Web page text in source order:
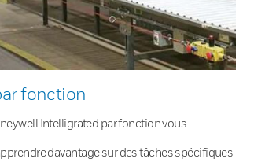
fonction
Intelligrated par fonction vous
davantage sur des tâches spécifiques